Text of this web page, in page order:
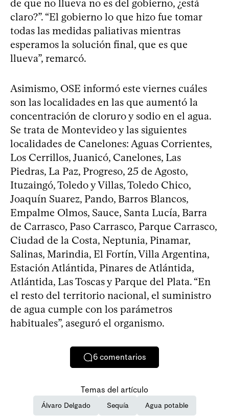
de que no llueva no es del gobierno, ¿está
claro?”. “El gobierno lo que hizo fue tomar
todas las medidas paliativas mientras
esperamos la solución final, que es que
llueva”, remarcó.
Asimismo, OSE informó este viernes cuáles
son las localidades en las que aumentó la
concentración de cloruro y sodio en el agua.
Se trata de Montevideo y las siguientes
localidades de Canelones: Aguas Corrientes,
Los Cerrillos, Juanicó, Canelones, Las
Piedras, La Paz, Progreso, 25 de Agosto,
Ituzaingó, Toledo y Villas, Toledo Chico,
Joaquín Suarez, Pando, Barros Blancos,
Empalme Olmos, Sauce, Santa Lucía, Barra
de Carrasco, Paso Carrasco, Parque Carrasco,
Ciudad de la Costa, Neptunia, Pinamar,
Salinas, Marindia, El Fortín, Villa Argentina,
Estación Atlántida, Pinares de Atlántida,
Atlántida, Las Toscas y Parque del Plata. “En
el resto del territorio nacional, el suministro
de agua cumple con los parámetros
habituales”, aseguró el organismo.
6 comentarios
Temas del artículo
Álvaro Delgado Sequía Agua potable